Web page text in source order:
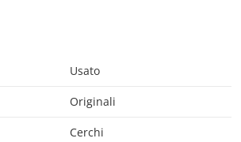
Usato
Originali
Cerchi